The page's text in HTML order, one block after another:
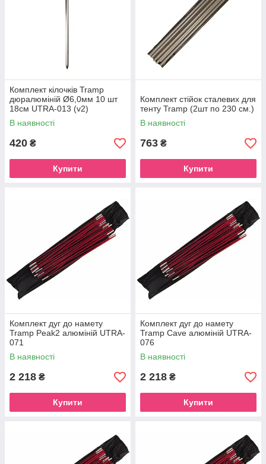
Комплект кілочків Tramp
дюралюміній Ø6,0мм 10 шт
18см UTRA-013 (v2)
В наявності
420 ₴
Купити
Комплект стійок сталевих для
тенту Tramp (2шт по 230 см.)
В наявності
763 ₴
Купити
Комплект дуг до намету
Tramp Peak2 алюміній UTRA-
071
В наявності
2 218 ₴
Купити
Комплект дуг до намету
Tramp Cave алюміній UTRA-
076
В наявності
2 218 ₴
Купити